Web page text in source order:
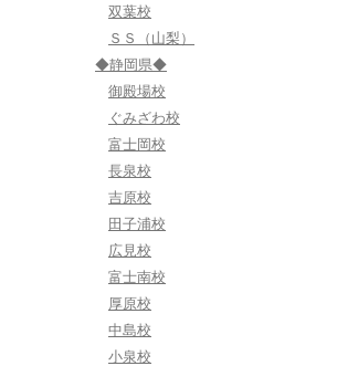
双葉校
ＳＳ（山梨）
◆静岡県◆
御殿場校
ぐみざわ校
富士岡校
長泉校
吉原校
田子浦校
広見校
富士南校
厚原校
中島校
小泉校